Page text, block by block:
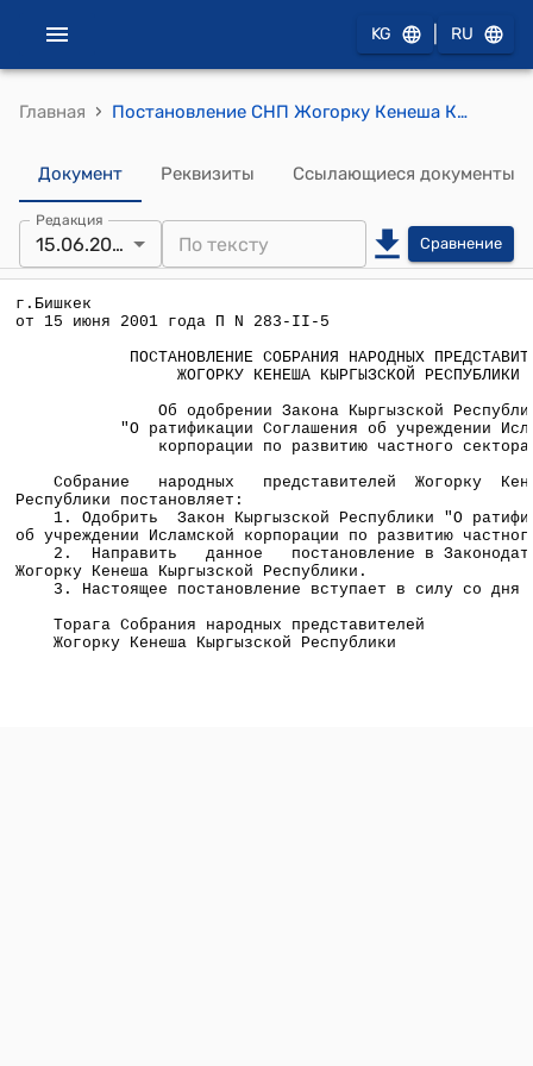
KG RU
Главная › Постановление СНП Жогорку Кенеша КР от 15 июня 2001 года П N 283-II-5 "Об одобрении Закона Кыргызской Республики "О ратификации Соглашения об учреждении Исламской корпорации по развитию частного сектора"
Документ Реквизиты Ссылающиеся документы
Редакция
15.06.2001 Сравнение